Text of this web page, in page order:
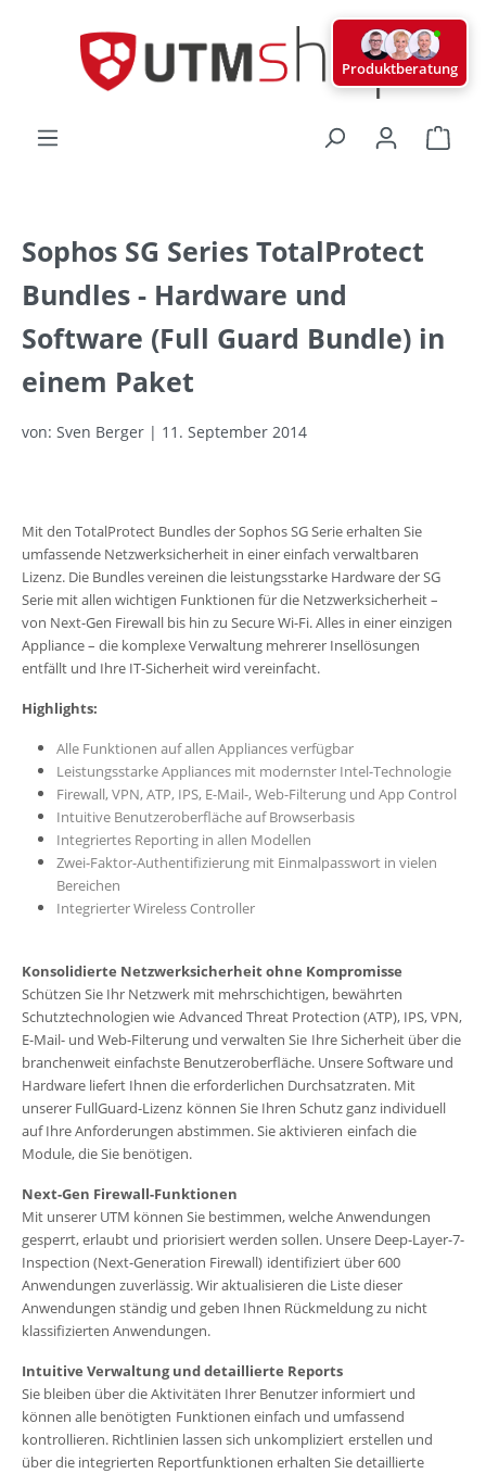
Sophos SG Series TotalProtect
Bundles - Hardware und
Software (Full Guard Bundle) in
einem Paket
von: Sven Berger | 11. September 2014
Mit den TotalProtect Bundles der Sophos SG Serie erhalten Sie
umfassende Netzwerksicherheit in einer einfach verwaltbaren
Lizenz. Die Bundles vereinen die leistungsstarke Hardware der SG
Serie mit allen wichtigen Funktionen für die Netzwerksicherheit –
von Next-Gen Firewall bis hin zu Secure Wi-Fi. Alles in einer einzigen
Appliance – die komplexe Verwaltung mehrerer Insellösungen
entfällt und Ihre IT-Sicherheit wird vereinfacht.
Highlights:
Alle Funktionen auf allen Appliances verfügbar
Leistungsstarke Appliances mit modernster Intel-Technologie
Firewall, VPN, ATP, IPS, E-Mail-, Web-Filterung und App Control
Intuitive Benutzeroberfläche auf Browserbasis
Integriertes Reporting in allen Modellen
Zwei-Faktor-Authentifizierung mit Einmalpasswort in vielen
Bereichen
Integrierter Wireless Controller
Konsolidierte Netzwerksicherheit ohne Kompromisse
Schützen Sie Ihr Netzwerk mit mehrschichtigen, bewährten
Schutztechnologien wie Advanced Threat Protection (ATP), IPS, VPN,
E-Mail- und Web-Filterung und verwalten Sie Ihre Sicherheit über die
branchenweit einfachste Benutzeroberfläche. Unsere Software und
Hardware liefert Ihnen die erforderlichen Durchsatzraten. Mit
unserer FullGuard-Lizenz können Sie Ihren Schutz ganz individuell
auf Ihre Anforderungen abstimmen. Sie aktivieren einfach die
Module, die Sie benötigen.
Next-Gen Firewall-Funktionen
Mit unserer UTM können Sie bestimmen, welche Anwendungen
gesperrt, erlaubt und priorisiert werden sollen. Unsere Deep-Layer-7-
Inspection (Next-Generation Firewall) identifiziert über 600
Anwendungen zuverlässig. Wir aktualisieren die Liste dieser
Anwendungen ständig und geben Ihnen Rückmeldung zu nicht
klassifizierten Anwendungen.
Intuitive Verwaltung und detaillierte Reports
Sie bleiben über die Aktivitäten Ihrer Benutzer informiert und
können alle benötigten Funktionen einfach und umfassend
kontrollieren. Richtlinien lassen sich unkompliziert erstellen und
über die integrierten Reportfunktionen erhalten Sie detaillierte
Produktberatung